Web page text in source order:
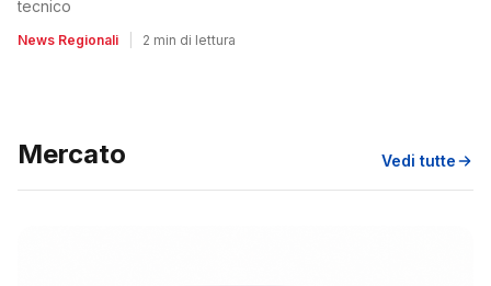
tecnico
News Regionali 2 min di lettura
Mercato Vedi tutte